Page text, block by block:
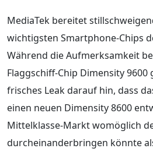
MediaTek bereitet
wichtigsten Smartphone-Chips
Während die Aufmerksamkeit
Flaggschiff-Chip Dimensity
frisches Leak darauf hin, dass
einen neuen Dimensity 8600
Mittelklasse-Markt womöglich
durcheinanderbringen könnte